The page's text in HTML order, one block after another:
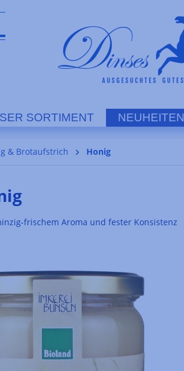
SORTIMENT NEUHEITEN
& Brotaufstrich Honig
frischem Aroma und fester Konsistenz